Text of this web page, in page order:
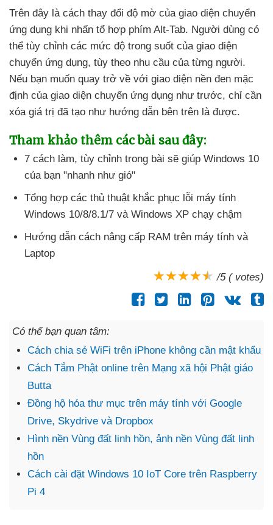
Trên đây là cách thay đổi độ mờ của giao diện chuyển
ứng dụng khi nhấn tổ hợp phím Alt-Tab. Người dùng có
thể tùy chỉnh các mức độ trong suốt của giao diện
chuyển ứng dụng, tùy theo nhu cầu của từng người.
Nếu bạn muốn quay trở về với giao diện nền đen mặc
định của giao diện chuyển ứng dụng như trước, chỉ cần
xóa giá trị đã tạo như hướng dẫn bên trên là được.
Tham khảo thêm các bài sau đây:
7 cách làm, tùy chỉnh trong bài sẽ giúp Windows 10
của bạn "nhanh như gió"
Tổng hợp các thủ thuật khắc phục lỗi máy tính
Windows 10/8/8.1/7 và Windows XP chạy chậm
Hướng dẫn cách nâng cấp RAM trên máy tính và
Laptop
/5 ( votes)
Có thể bạn quan tâm:
Cách chia sẻ WiFi trên iPhone không cần mật khẩu
Cách Tắm Phật online trên Mạng xã hội Phật giáo
Butta
Đồng hộ hóa thư mục trên máy tính với Google
Drive, Skydrive và Dropbox
Hình nền Vùng đất linh hồn, ảnh nền Vùng đất linh
hồn
Cách cài đặt Windows 10 IoT Core trên Raspberry
Pi 4